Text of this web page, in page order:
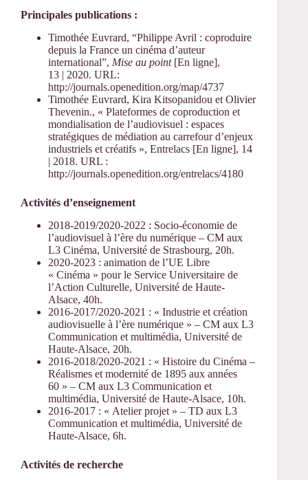
Principales publications :
Timothée Euvrard, “Philippe Avril : coproduire
depuis la France un cinéma d’auteur
international”, Mise au point[En ligne],
13 | 2020. URL:
http://journals.openedition.org/map/4737
Timothée Euvrard, Kira Kitsopanidou et Olivier
Thevenin., « Plateformes de coproduction et
mondialisation de l’audiovisuel : espaces
stratégiques de médiation au carrefour d’enjeux
industriels et créatifs », Entrelacs [En ligne], 14
| 2018. URL :
http://journals.openedition.org/entrelacs/4180
Activités d’enseignement
2018-2019/2020-2022 : Socio-économie de
l’audiovisuel à l’ère du numérique – CM aux
L3 Cinéma, Université de Strasbourg, 20h.
2020-2023 : animation de l’UE Libre
« Cinéma » pour le Service Universitaire de
l’Action Culturelle, Université de Haute-
Alsace, 40h.
2016-2017/2020-2021 : « Industrie et création
audiovisuelle à l’ère numérique » – CM aux L3
Communication et multimédia, Université de
Haute-Alsace, 20h.
2016-2018/2020-2021 : « Histoire du Cinéma –
Réalismes et modernité de 1895 aux années
60 » – CM aux L3 Communication et
multimédia, Université de Haute-Alsace, 10h.
2016-2017 : « Atelier projet » – TD aux L3
Communication et multimédia, Université de
Haute-Alsace, 6h.
Activités de recherche